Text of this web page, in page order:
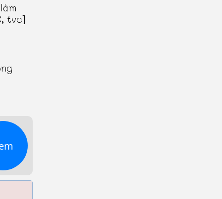
tvc]